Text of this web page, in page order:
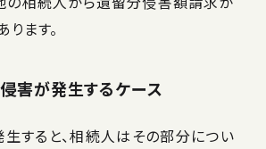
ます。
害が発生するケース
すると、相続人はその部分につい